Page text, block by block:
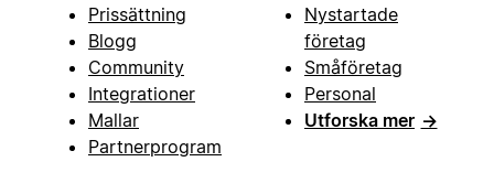
Prissättning
Blogg
Community
Integrationer
Mallar
Partnerprogram
Nystartade
företag
Småföretag
Personal
Utforska mer →